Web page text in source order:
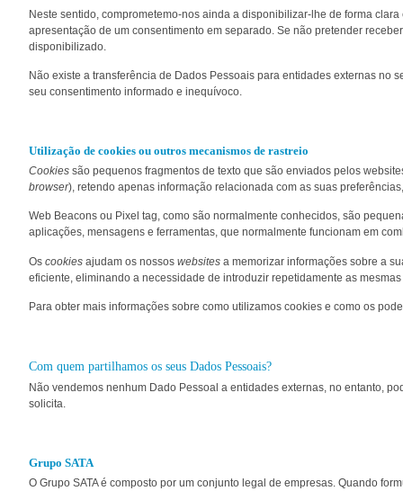
Neste sentido, comprometemo-nos ainda a disponibilizar-lhe de forma
apresentação de um consentimento em separado. Se não pretender
disponibilizado.
Não existe a transferência de Dados Pessoais para entidades externas no
seu consentimento informado e inequívoco.
Utilização de cookies ou outros mecanismos de rastreio
Cookies são pequenos fragmentos de texto que são enviados pelos
browser), retendo apenas informação relacionada com as suas
Web Beacons ou Pixel tag, como são normalmente conhecidos, são
aplicações, mensagens e ferramentas, que normalmente funcionam em
Os cookies ajudam os nossos websites a memorizar informações sobre a
eficiente, eliminando a necessidade de introduzir repetidamente as
Para obter mais informações sobre como utilizamos cookies e como os
Com quem partilhamos os seus Dados Pessoais?
Não vendemos nenhum Dado Pessoal a entidades externas, no entanto,
solicita.
Grupo SATA
O Grupo SATA é composto por um conjunto legal de empresas. Quando